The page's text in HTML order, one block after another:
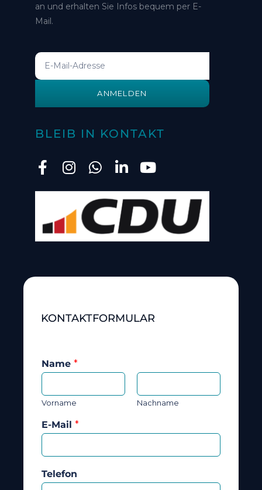
an und erhalten Sie Infos bequem per E-
Mail.
ANMELDEN
BLEIB IN KONTAKT
KONTAKTFORMULAR
Name *
Vorname Nachname
E-Mail *
Telefon